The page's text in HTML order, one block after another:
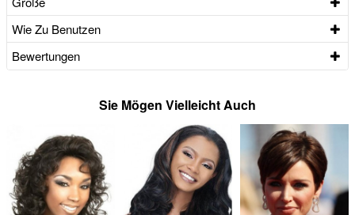
Wie Zu Benutzen
Bewertungen
Sie Mögen Vielleicht Auch